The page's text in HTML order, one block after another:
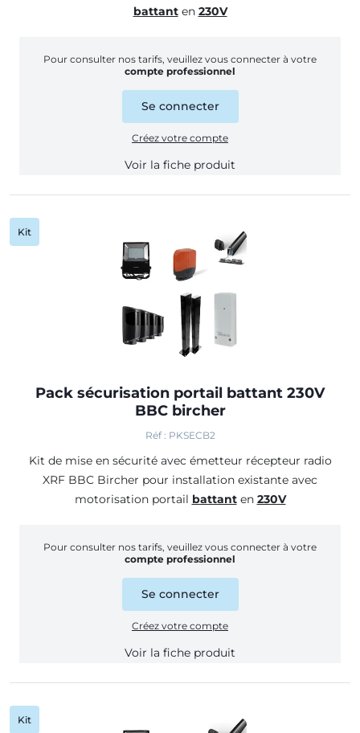
battanten 230V
Pour consulter nos tarifs, veuillez vous connecter à votre
compte professionnel
Se connecter
Créez votre compte
Voir la fiche produit
Kit
Pack sécurisation portail battant 230V
BBC bircher
Réf : PKSECB2
Kit de mise en sécurité avec émetteur récepteur radio
XRF BBC Bircher pour installation existante avec
motorisation portail battanten 230V
Pour consulter nos tarifs, veuillez vous connecter à votre
compte professionnel
Se connecter
Créez votre compte
Voir la fiche produit
Kit